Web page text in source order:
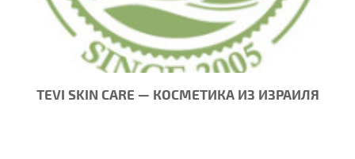
TEVI SKIN CARE — КОСМЕТИКА ИЗ ИЗРАИЛЯ